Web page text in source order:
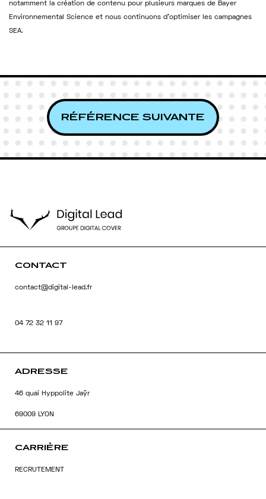
notamment la création de contenu pour plusieurs marques de Bayer
Environnemental Science et nous continuons d’optimiser les campagnes
SEA.
RÉFÉRENCE SUIVANTE
CONTACT
contact@digital-lead.fr
04 72 32 11 97
ADRESSE
46 quai Hyppolite Jaÿr
69009 LYON
CARRIÈRE
RECRUTEMENT